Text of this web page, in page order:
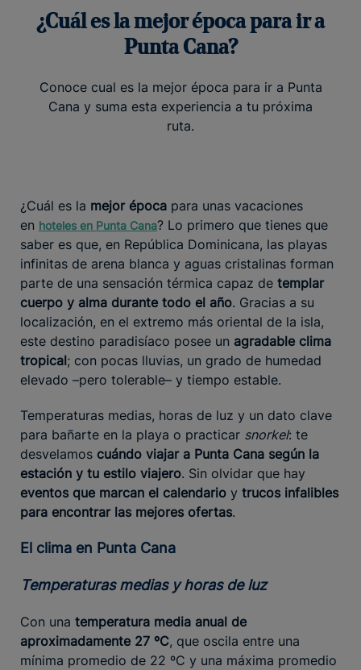
¿Cuál es la mejor época para ir a
Punta Cana?
Conoce cual es la mejor época para ir a Punta
Cana y suma esta experiencia a tu próxima
ruta.
¿Cuál es la mejor época para unas vacaciones
en hoteles en Punta Cana? Lo primero que tienes que
saber es que, en República Dominicana, las playas
infinitas de arena blanca y aguas cristalinas forman
parte de una sensación térmica capaz de templar
cuerpo y alma durante todo el año. Gracias a su
localización, en el extremo más oriental de la isla,
este destino paradisíaco posee un agradable clima
tropical; con pocas lluvias, un grado de humedad
elevado –pero tolerable– y tiempo estable.
Temperaturas medias, horas de luz y un dato clave
para bañarte en la playa o practicar snorkel: te
desvelamos cuándo viajar a Punta Cana según la
estación y tu estilo viajero. Sin olvidar que hay
eventos que marcan el calendario y trucos infalibles
para encontrar las mejores ofertas.
El clima en Punta Cana
Temperaturas medias y horas de luz
Con una temperatura media anual de
aproximadamente 27 ºC, que oscila entre una
mínima promedio de 22 ºC y una máxima promedio